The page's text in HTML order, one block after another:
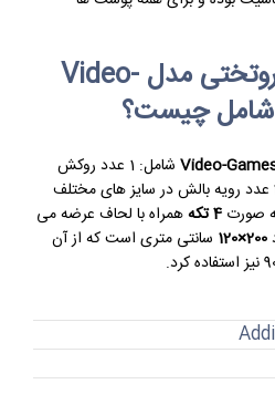
سرویس خواب روتختی مدل Video-
Video-
شامل: 1 عدد روکش
تشک، 1 عدد لحاف رو تختی، 2 عدد رویه بالش در سایز های مختلف
صورت 4 تکه
همراه با لحاف عرضه می
سانتی متری است که از آن